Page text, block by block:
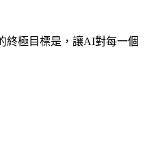
終極目標是，讓AI對每一個